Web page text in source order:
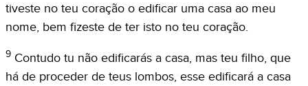
tiveste no teu coração o edificar uma casa ao meu
nome, bem fizeste de ter isto no teu coração.
9 Contudo tu não edificarás a casa, mas teu filho, que
há de proceder de teus lombos, esse edificará a casa